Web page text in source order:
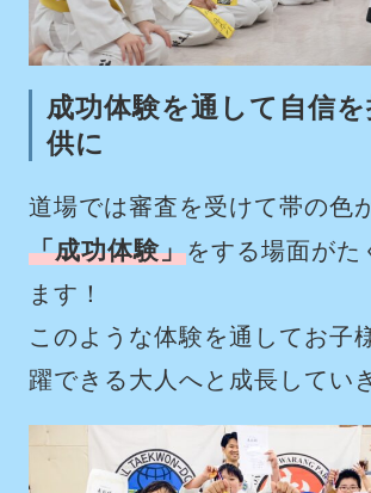
成功体験を通して自信
供に
道場では審査を受けて帯の色
「成功体験」をする場面がた
ます！
このような体験を通してお子
躍できる大人へと成長してい